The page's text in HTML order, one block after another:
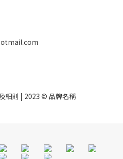
細則 | 2023 © 品牌名稱